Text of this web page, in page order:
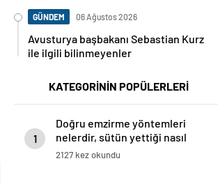
GÜNDEM 06 Ağustos 2026
Avusturya başbakanı Sebastian Kurz
ile ilgili bilinmeyenler
KATEGORİNİN POPÜLERLERİ
1
Doğru emzirme yöntemleri
nelerdir, sütün yettiği nasıl
anlaşılır?
2127 kez okundu